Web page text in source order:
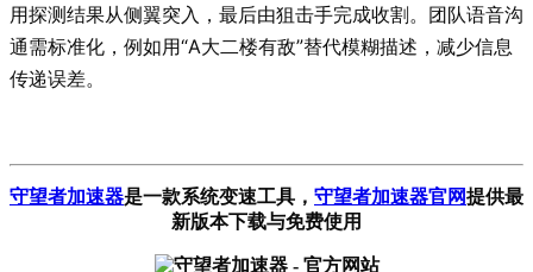
用探测结果从侧翼突入，最后由狙击手完成收割。团队语音沟
通需标准化，例如用“A大二楼有敌”替代模糊描述，减少信息
传递误差。
守望者加速器是一款系统变速工具 ， 守望者加速器官网提供最
新版本下载与免费使用